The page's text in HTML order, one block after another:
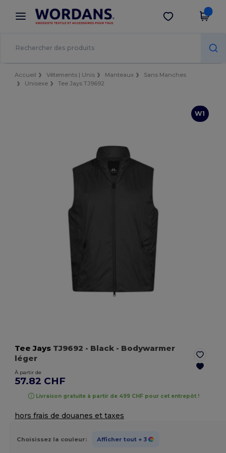
× Appli Wordans
Meilleurs prix sur l’app !
Obtenir l'appli
Accueil Vêtements | Unis Manteaux
Sans Manches
Unisexe
Tee Jays TJ9692
W1
Tee Jays TJ9692 - Black - Bodywarmer
léger
À partir de
57.82 CHF
Livraison gratuite à partir de 499 CHF pour cet entrepôt !
hors frais de douanes et taxes
Choisissez la couleur: Afficher tout + 3